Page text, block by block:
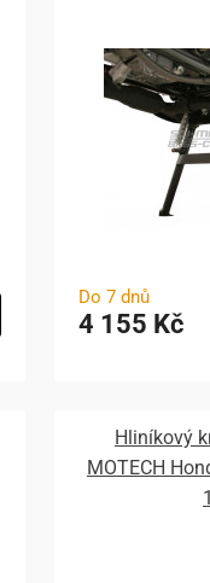
Do 7 dnů
4 155 Kč
Hliníkový
MOTECH